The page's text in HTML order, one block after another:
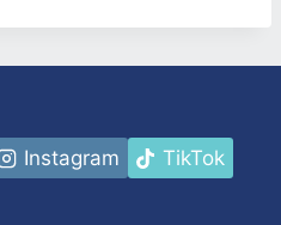
Instagram TikTok